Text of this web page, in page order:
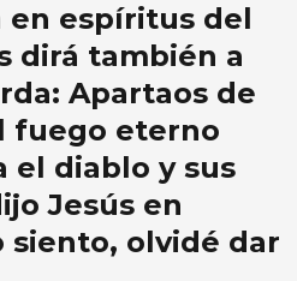
espíritus del
dirá también a
Apartaos de
fuego eterno
el diablo y sus
Jesús en
siento, olvidé dar